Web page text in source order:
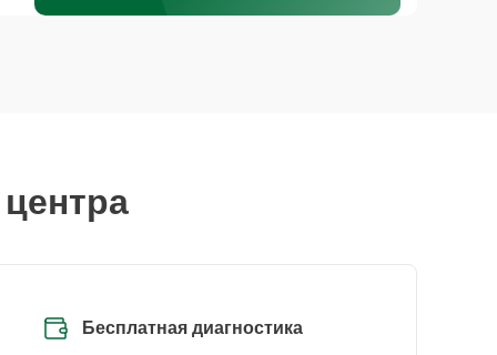
Бесплатная диагностика